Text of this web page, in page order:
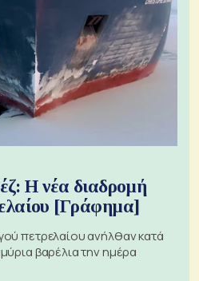
Η νέα διαδρομή
[Γράφημα]
πετρελαίου ανήλθαν κατά
βαρέλια την ημέρα